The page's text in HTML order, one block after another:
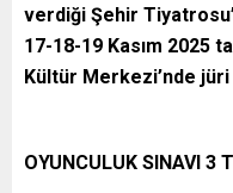
verdiği Şehir
17-18-19 Kasım 2025
Kültür Merkezi’nde jüri
OYUNCULUK SINAVI 3